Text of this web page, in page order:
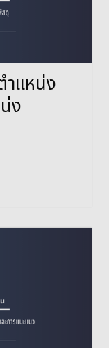
ำแหน่ง
ง